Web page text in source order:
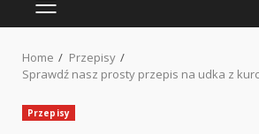
PRIMARY
Home
Przepisy
Sprawdź nasz prosty przepis na udka z
Przepisy